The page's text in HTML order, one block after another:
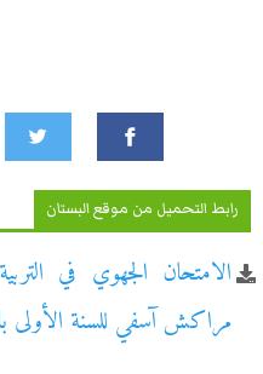
رابط التحميل من موقع البستان
الامتحان الجهوي في
مراكش آسفي للسنة الأولى